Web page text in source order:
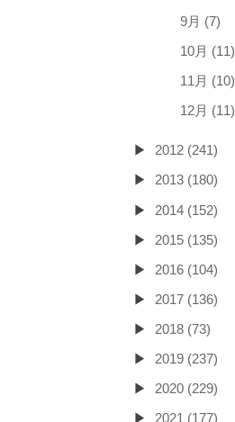
9月 (7)
10月 (11)
11月 (10)
12月 (11)
2012 (241)
2013 (180)
2014 (152)
2015 (135)
2016 (104)
2017 (136)
2018 (73)
2019 (237)
2020 (229)
2021 (177)